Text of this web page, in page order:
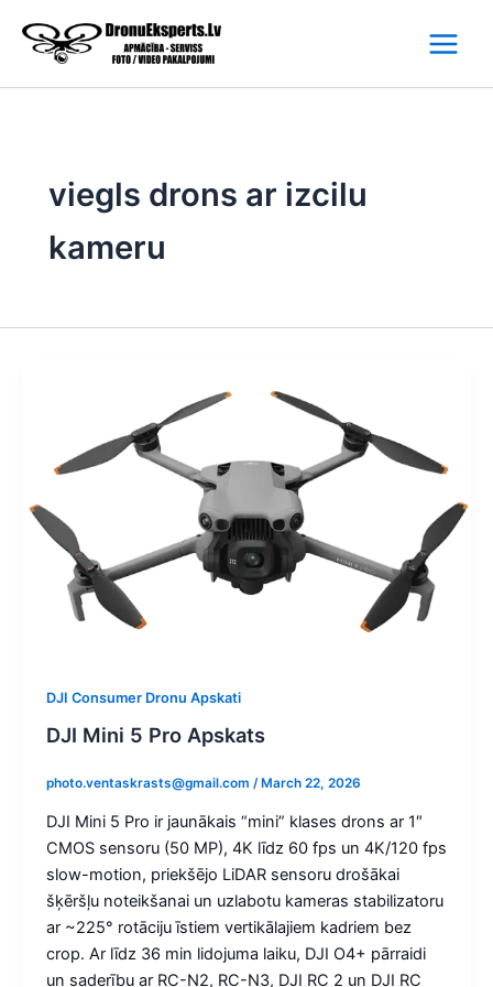
content
viegls drons ar izcilu
kameru
DJI Consumer Dronu Apskati
DJI Mini 5 Pro Apskats
photo.ventaskrasts@gmail.com / March 22, 2026
DJI Mini 5 Pro ir jaunākais “mini” klases drons ar 1″
CMOS sensoru (50 MP), 4K līdz 60 fps un 4K/120 fps
slow-motion, priekšējo LiDAR sensoru drošākai
šķēršļu noteikšanai un uzlabotu kameras stabilizatoru
ar ~225° rotāciju īstiem vertikālajiem kadriem bez
crop. Ar līdz 36 min lidojuma laiku, DJI O4+ pārraidi
un saderību ar RC-N2, RC-N3, DJI RC 2 un DJI RC